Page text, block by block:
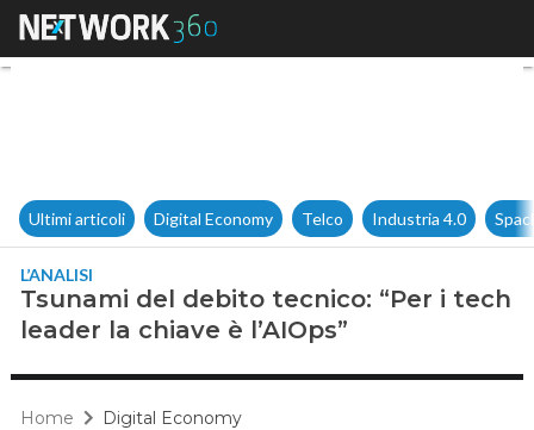
Tsunami del debito tecnico:
Ultimi articoli Digital Economy Telco Industria 4.0
L’ANALISI
Tsunami del debito tecnico: “Per i tech
leader la chiave è l’AIOps”
Home Digital Economy